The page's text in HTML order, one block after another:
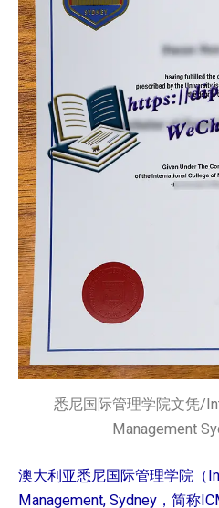
悉尼国际管理学院文凭/
Management
澳大利亚悉尼国际管理学院（
Management, Sydney，简称